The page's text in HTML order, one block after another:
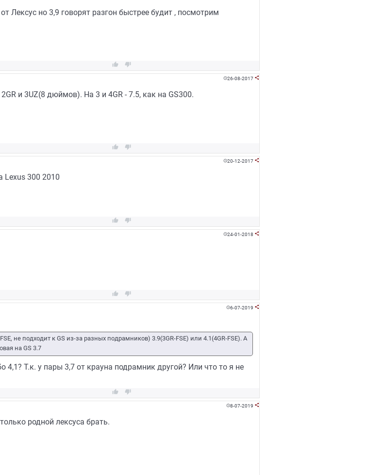
Лексус но 3,9 говорят разгон быстрее будит , посмотрим
 
26-08-2017 
и 3UZ(8 дюймов). На 3 и 4GR - 7.5, как на GS300.
 
20-12-2017 
Lexus 300 2010
 
24-01-2018 
 
6-07-2019 
не подходит к GS из-за разных подрамников) 3.9(3GR-FSE) или 4.1(4GR-FSE). А
на GS 3.7
4,1? Т.к. у пары 3,7 от крауна подрамник другой? Или что то я не
 
8-07-2019 
родной лексуса брать.